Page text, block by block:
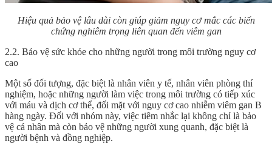
Hiệu quả bảo vệ lâu dài còn giúp giảm nguy cơ mắc các biến
chứng nghiêm trọng liên quan đến viêm gan
2.2. Bảo vệ sức khỏe cho những người trong môi trường nguy cơ
cao
Một số đối tượng, đặc biệt là nhân viên y tế, nhân viên phòng thí
nghiệm, hoặc những người làm việc trong môi trường có tiếp xúc
với máu và dịch cơ thể, đối mặt với nguy cơ cao nhiễm viêm gan B
hàng ngày. Đối với nhóm này, việc tiêm nhắc lại không chỉ là bảo
vệ cá nhân mà còn bảo vệ những người xung quanh, đặc biệt là
người bệnh và đồng nghiệp.